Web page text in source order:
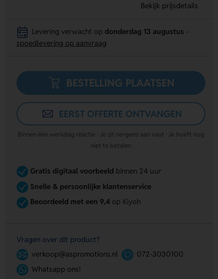
Bekijk prijsdetails
Levering verwacht op donderdag 13 augustus
spoedlevering op aanvraag
BESTELLING PLAATSEN
EERST OFFERTE ONTVANGEN
Binnen één werkdag reactie · Je zit nergens aan vast · Je hoeft nog
niet te betalen
Gratis digitaal voorbeeld binnen 24 uur
Snelle & persoonlijke klantenservice
Beoordeeld met een 9,4op Kiyoh
Vragen over dit product?
verkoop@aspromotions.nl
072-3030100
Whatsapp ons!